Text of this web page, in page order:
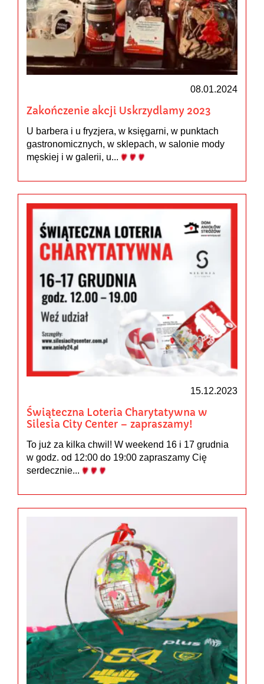
08.01.2024
Zakończenie akcji Uskrzydlamy 2023
U barbera i u fryzjera, w księgarni, w punktach
gastronomicznych, w sklepach, w salonie mody
męskiej i w galerii, u...
15.12.2023
Świąteczna Loteria Charytatywna w
Silesia City Center – zapraszamy!
To już za kilka chwil! W weekend 16 i 17 grudnia
w godz. od 12:00 do 19:00 zapraszamy Cię
serdecznie...